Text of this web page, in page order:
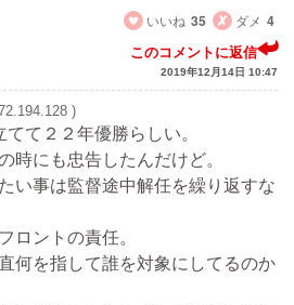
いいね 35 ダメ 4
このコメントに返信
2019年12月14日 10:47
)
て２２年優勝らしい。
時にも忠告したんだけど。
い事は監督途中解任を繰り返すな
ロントの責任。
何を指して誰を対象にしてるのか